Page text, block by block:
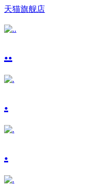
天猫旗舰店
..
.
.